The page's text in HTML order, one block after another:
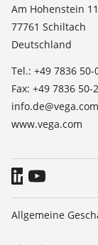
TeamViewer
Kontakt
News
Presse
Blog
Am Hohenstein
77761 Schiltach
Deutschland
Tel.: +49 7836 50-
Fax: +49 7836 50-
info.de@vega.com
www.vega.com
Allgemeine